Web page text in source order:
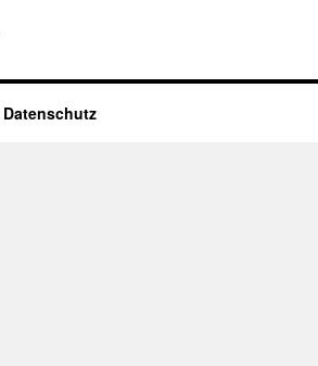
Datenschutz